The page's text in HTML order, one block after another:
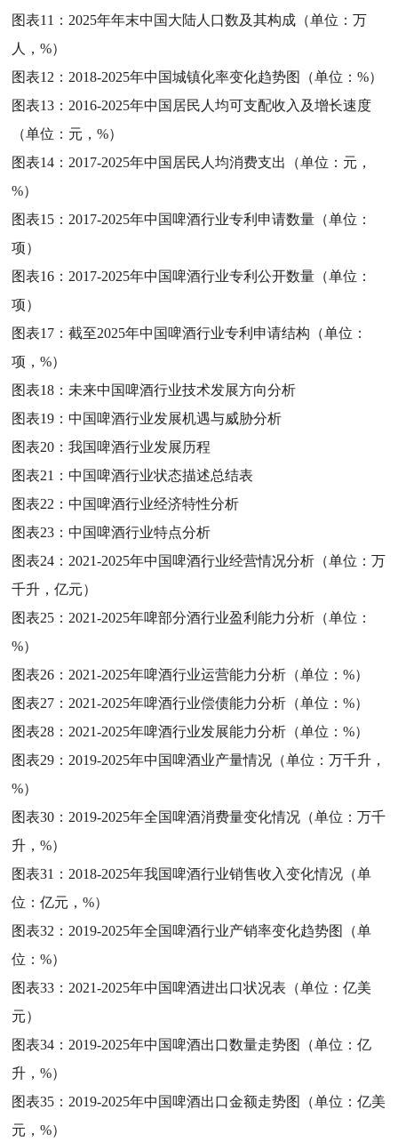
图表11： 2025年年末中国大陆人口数及其构成（单位：万
人，%）
图表12： 2018-2025年中国城镇化率变化趋势图（单位：%）
图表13： 2016-2025年中国居民人均可支配收入及增长速度
（单位：元，%）
图表14： 2017-2025年中国居民人均消费支出（单位：元，
%）
图表15： 2017-2025年中国啤酒行业专利申请数量（单位：
项）
图表16： 2017-2025年中国啤酒行业专利公开数量（单位：
项）
图表17：截至2025年中国啤酒行业专利申请结构（单位：
项，%）
图表18： 未来中国啤酒行业技术发展方向分析
图表19：中国啤酒行业发展机遇与威胁分析
图表20：我国啤酒行业发展历程
图表21：中国啤酒行业状态描述总结表
图表22：中国啤酒行业经济特性分析
图表23：中国啤酒行业特点分析
图表24： 2021-2025年中国啤酒行业经营情况分析（单位：万
千升，亿元）
图表25： 2021-2025年啤部分酒行业盈利能力分析（单位：
%）
图表26： 2021-2025年啤酒行业运营能力分析（单位：%）
图表27： 2021-2025年啤酒行业偿债能力分析（单位：%）
图表28： 2021-2025年啤酒行业发展能力分析（单位：%）
图表29： 2019-2025年中国啤酒业产量情况（单位：万千升，
%）
图表30： 2019-2025年全国啤酒消费量变化情况（单位：万千
升，%）
图表31： 2018-2025年我国啤酒行业销售收入变化情况（单
位：亿元，%）
图表32： 2019-2025年全国啤酒行业产销率变化趋势图（单
位：%）
图表33： 2021-2025年中国啤酒进出口状况表（单位：亿美
元）
图表34： 2019-2025年中国啤酒出口数量走势图（单位：亿
升，%）
图表35： 2019-2025年中国啤酒出口金额走势图（单位：亿美
元，%）